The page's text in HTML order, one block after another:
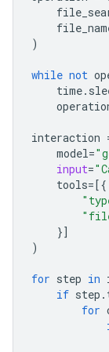
)
while not
time.
interaction
model=
input=
tools=[{
}]
)
for step in
if step .
for